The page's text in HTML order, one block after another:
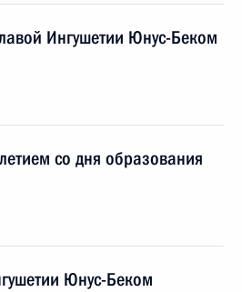
Ингушетии Юнус-Беком
со дня образования
Юнус-Беком